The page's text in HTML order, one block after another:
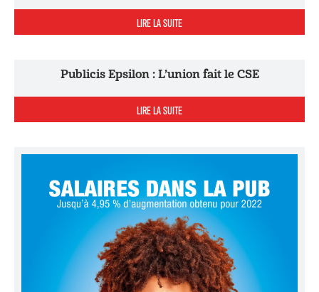
LIRE LA SUITE
Publicis Epsilon : L’union fait le CSE
LIRE LA SUITE